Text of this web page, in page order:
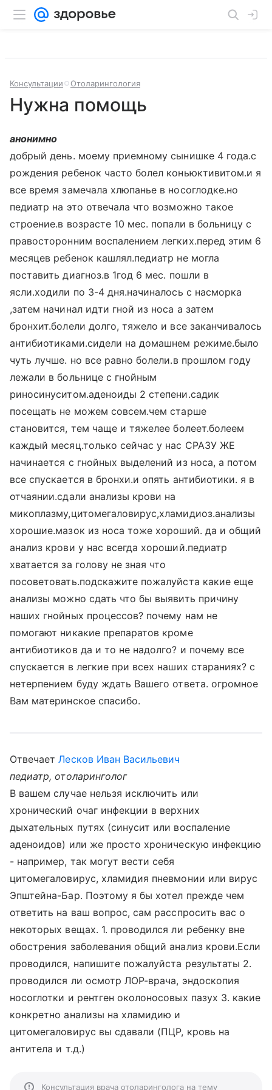
Консультации Отоларингология
Нужна помощь
анонимно
добрый день. моему приемному сынишке 4 года.с
рождения ребенок часто болел коньюктивитом.и я
все время замечала хлюпанье в носоглодке.но
педиатр на это отвечала что возможно такое
строение.в возрасте 10 мес. попали в больницу с
правосторонним воспалением легких.перед этим 6
месяцев ребенок кашлял.педиатр не могла
поставить диагноз.в 1год 6 мес. пошли в
ясли.ходили по 3-4 дня.начиналось с насморка
,затем начинал идти гной из носа а затем
бронхит.болели долго, тяжело и все заканчивалось
антибиотиками.сидели на домашнем режиме.было
чуть лучше. но все равно болели.в прошлом году
лежали в больнице с гнойным
риносинуситом.аденоиды 2 степени.садик
посещать не можем совсем.чем старше
становится, тем чаще и тяжелее болеет.болеем
каждый месяц.только сейчас у нас СРАЗУ ЖЕ
начинается с гнойных выделений из носа, а потом
все спускается в бронхи.и опять антибиотики. я в
отчаянии.сдали анализы крови на
микоплазму,цитомегаловирус,хламидиоз.анализы
хорошие.мазок из носа тоже хороший. да и общий
анализ крови у нас всегда хороший.педиатр
хватается за голову не зная что
посоветовать.подскажите пожалуйста какие еще
анализы можно сдать что бы выявить причину
наших гнойных процессов? почему нам не
помогают никакие препаратов кроме
антибиотиков да и то не надолго? и почему все
спускается в легкие при всех наших стараниях? с
нетерпением буду ждать Вашего ответа. огромное
Вам материнское спасибо.
ОтвечаетЛесков Иван Васильевич
педиатр, отоларинголог
В вашем случае нельзя исключить или
хронический очаг инфекции в верхних
дыхательных путях (синусит или воспаление
аденоидов) или же просто хроническую инфекцию
- например, так могут вести себя
цитомегаловирус, хламидия пневмонии или вирус
Эпштейна-Бар. Поэтому я бы хотел прежде чем
ответить на ваш вопрос, сам расспросить вас о
некоторых вещах. 1. проводился ли ребенку вне
обострения заболевания общий анализ крови.Если
проводился, напишите пожалуйста результаты 2.
проводился ли осмотр ЛОР-врача, эндоскопия
носоглотки и рентген околоносовых пазух 3. какие
конкретно анализы на хламидию и
цитомегаловирус вы сдавали (ПЦР, кровь на
антитела и т.д.)
Консультация врача отоларинголога на тему